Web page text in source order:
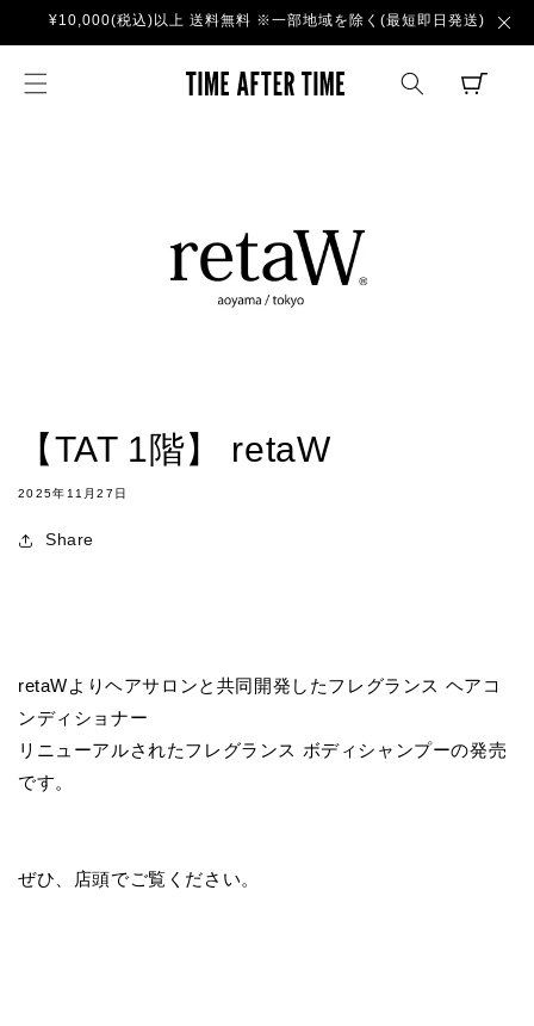
ンツに
進む
¥10,000(税込)以上 送料無料 ※一部地域を除く(最短即日発送)
TIME AFTER
CART
【TAT 1階】 retaW
2025年11月27日
Share
retaWよりヘアサロンと共同開発したフレグランス ヘアコ
ンディショナー
リニューアルされたフレグランス ボディシャンプーの発売
です。
ぜひ、店頭でご覧ください。